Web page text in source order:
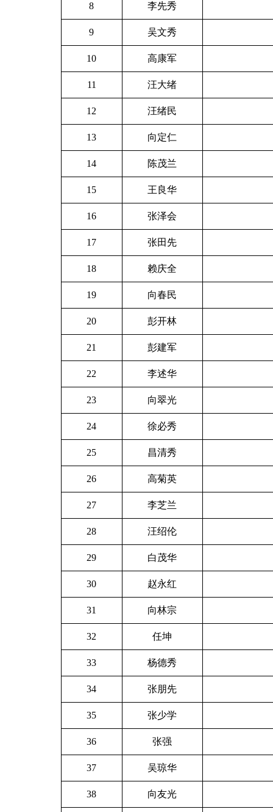
8 李先秀
9 吴文秀
10 高康军
11 汪大绪
12 汪绪民
13 向定仁
14 陈茂兰
15 王良华
16 张泽会
17 张田先
18 赖庆全
19 向春民
20 彭开林
21 彭建军
22 李述华
23 向翠光
24 徐必秀
25 昌清秀
26 高菊英
27 李芝兰
28 汪绍伦
29 白茂华
30 赵永红
31 向林宗
32 任坤
33 杨德秀
34 张朋先
35 张少学
36 张强
37 吴琼华
38 向友光